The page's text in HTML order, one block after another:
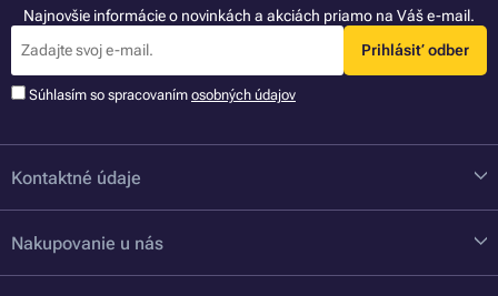
Najnovšie informácie o novinkách a akciách priamo na Váš e-mail.
Prihlásiť odber
Súhlasím so spracovaním osobných údajov
Kontaktné údaje
Nakupovanie u nás